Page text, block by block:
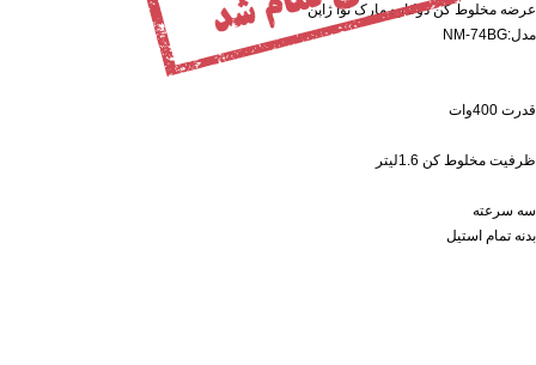
عرضه مخلوط کن دوکاره مارک نوا ژاپن
مدل:NM-74BG
قدرت 400وات
ظرفیت مخلوط کن 1.6لیتر
سه سرعته
بدنه تمام استیل